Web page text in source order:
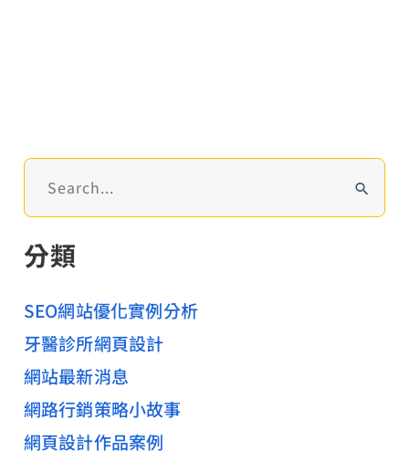
尋
鍵
:
分類
SEO網站優化實例分析
牙醫診所網頁設計
網站最新消息
網路行銷策略小故事
網頁設計作品案例